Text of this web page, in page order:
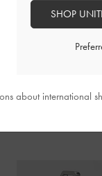
鍊帶設計則顯示
SHOP
about international